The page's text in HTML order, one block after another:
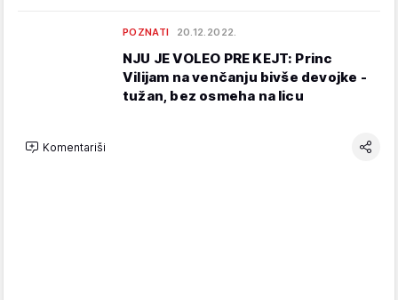
POZNATI 20.12.2022.
NJU JE VOLEO PRE KEJT: Princ
Vilijam na venčanju bivše devojke -
tužan, bez osmeha na licu
Komentariši